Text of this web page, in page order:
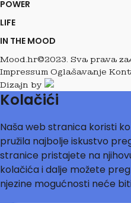
POWER
LIFE
IN THE MOOD
Mood.hr©2023. Sva prava
Impressum Oglašavanje
Dizajn by
Kolačići
Naša web stranica koristi
pružila najbolje iskustvo
stranice pristajete na
kolačića i dalje možete
njezine mogućnosti neće